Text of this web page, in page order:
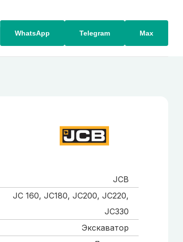
WhatsApp Telegram Max
JCB
JC 160, JC180, JC200, JC220,
JC330
Экскаватор